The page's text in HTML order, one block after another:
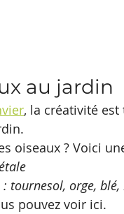
au jardin
, la créativité
oiseaux ? Voici
tournesol, orge,
pouvez voir ici.